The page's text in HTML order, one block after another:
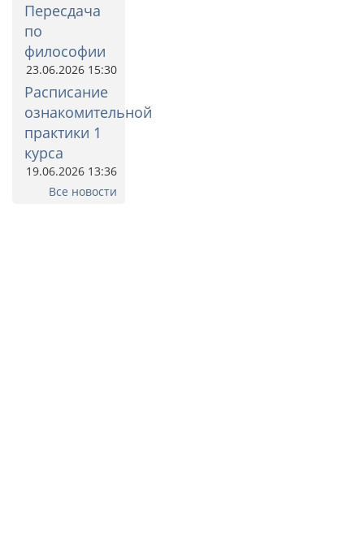
Пересдача
по
философии
23.06.2026 15:30
Расписание
ознакомительной
практики 1
курса
19.06.2026 13:36
Все новости